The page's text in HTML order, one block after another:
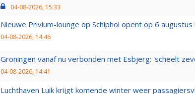
04-08-2026, 15:33
Nieuwe Privium-lounge op Schiphol opent op 6 augustus
04-08-2026, 14:46
Groningen vanaf nu verbonden met Esbjerg: 'scheelt
04-08-2026, 14:41
Luchthaven Luik krijgt komende winter weer